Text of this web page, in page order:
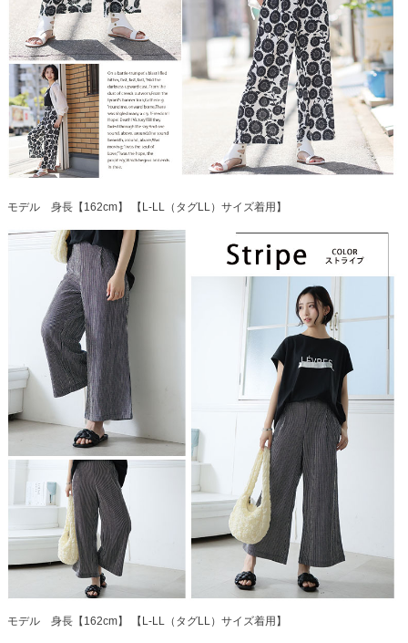
モデル 身長【162cm】 【L-LL（タグLL）サイズ着用】
モデル 身長【162cm】 【L-LL（タグLL）サイズ着用】